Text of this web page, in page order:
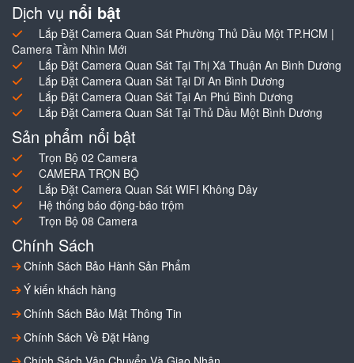
Dịch vụ nổi bật
Lắp Đặt Camera Quan Sát Phường Thủ Dầu Một TP.HCM |
Camera Tầm Nhìn Mới
Lắp Đặt Camera Quan Sát Tại Thị Xã Thuận An Bình Dương
Lắp Đặt Camera Quan Sát Tại Dĩ An Bình Dương
Lắp Đặt Camera Quan Sát Tại An Phú Bình Dương
Lắp Đặt Camera Quan Sát Tại Thủ Dầu Một Bình Dương
Sản phẩm nổi bật
Trọn Bộ 02 Camera
CAMERA TRỌN BỘ
Lắp Đặt Camera Quan Sát WIFI Không Dây
Hệ thống báo động-báo trộm
Trọn Bộ 08 Camera
Chính Sách
Chính Sách Bảo Hành Sản Phẩm
Ý kiến khách hàng
Chính Sách Bảo Mật Thông Tin
Chính Sách Về Đặt Hàng